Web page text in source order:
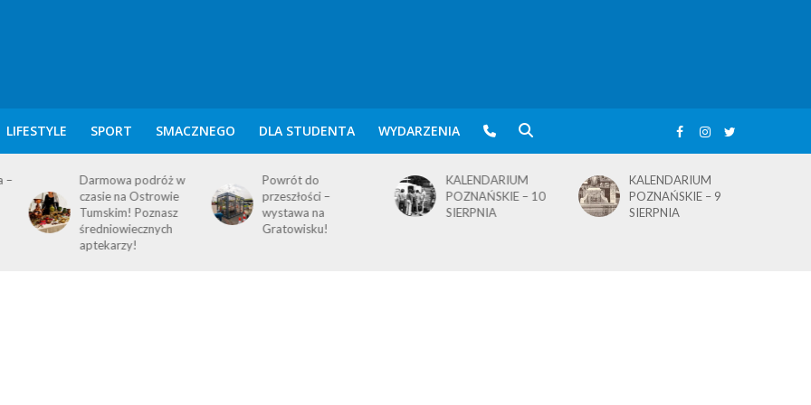
LIFESTYLE SPORT SMACZNEGO DLA STUDENTA WYDARZENIA
Powrót do
przeszłości –
wystawa na
Gratowisku!
KALENDARIUM
POZNAŃSKIE – 10
SIERPNIA
KALENDARIUM
POZNAŃSKIE – 9
SIERPNIA
KALENDARIUM
POZNAŃSKIE – 7
SIERPNIA